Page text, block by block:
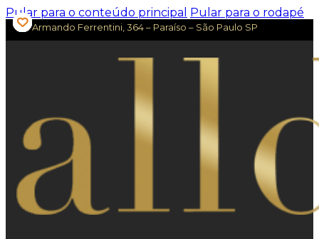
Pular para o conteúdo principal Pular para o rodapé
Av. Armando Ferrentini, 364 – Paraíso – São Paulo SP